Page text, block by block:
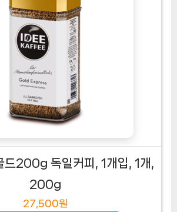
드200g 독일커피, 1개입, 1개,
200g
27,500원